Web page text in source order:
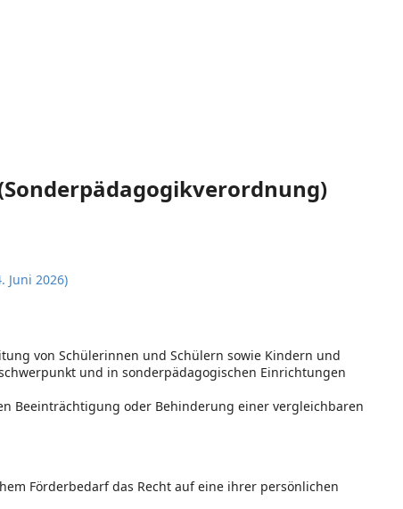
Juni 2026)
von Schülerinnen und Schülern sowie Kindern und
und in sonderpädagogischen Einrichtungen
Beeinträchtigung oder Behinderung einer vergleichbaren
Förderbedarf das Recht auf eine ihrer persönlichen